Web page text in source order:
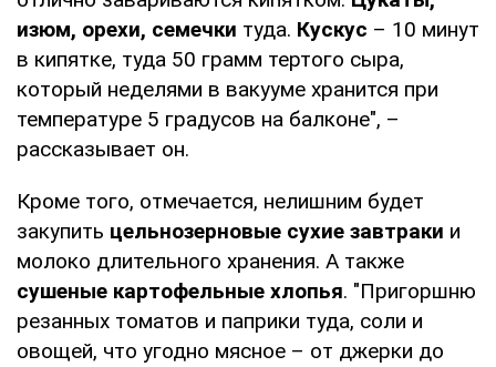
изюм, орехи, семечки туда. Кускус – 10 минут
в кипятке, туда 50 грамм тертого сыра,
который неделями в вакууме хранится при
температуре 5 градусов на балконе", –
рассказывает он.
Кроме того, отмечается, нелишним будет
закупить цельнозерновые сухие завтраки и
молоко длительного хранения. А также
сушеные картофельные хлопья. "Пригоршню
резанных томатов и паприки туда, соли и
овощей, что угодно мясное – от джерки до